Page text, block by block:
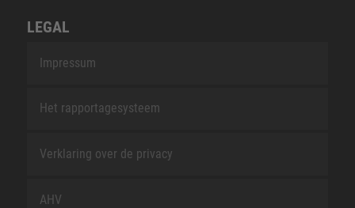
LEGAL
Impressum
Het rapportagesysteem
Verklaring over de privacy
AHV